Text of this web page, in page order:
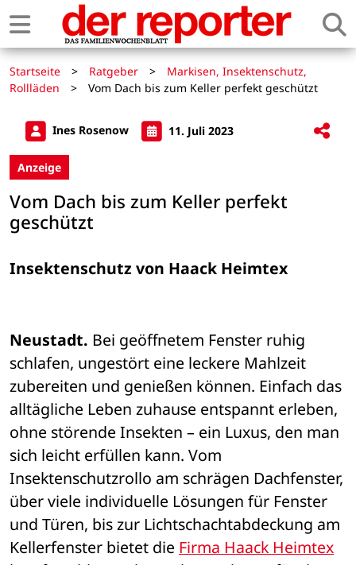
Startseite > Ratgeber >
Markisen, Insektenschutz,
Rollläden
> Vom Dach bis zum Keller perfekt geschützt
Ines Rosenow 11. Juli 2023
Anzeige
Vom Dach bis zum Keller perfekt
geschützt
Insektenschutz von Haack Heimtex
Neustadt. Bei geöffnetem Fenster ruhig
schlafen, ungestört eine leckere Mahlzeit
zubereiten und genießen können. Einfach das
alltägliche Leben zuhause entspannt erleben,
ohne störende Insekten – ein Luxus, den man
sich leicht erfüllen kann. Vom
Insektenschutzrollo am schrägen Dachfenster,
über viele individuelle Lösungen für Fenster
und Türen, bis zur Lichtschachtabdeckung am
Kellerfenster bietet die Firma Haack Heimtex